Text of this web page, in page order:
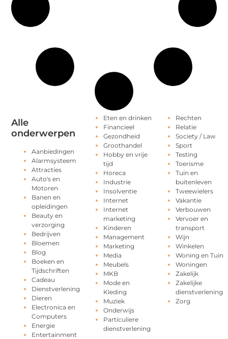
Alle
onderwerpen
Aanbiedingen
Alarmsysteem
Attracties
Auto's en
Motoren
Banen en
opleidingen
Beauty en
verzorging
Bedrijven
Bloemen
Blog
Boeken en
Tijdschriften
Cadeau
Dienstverlening
Dieren
Electronica en
Computers
Energie
Entertainment
Eten en drinken
Financieel
Gezondheid
Groothandel
Hobby en vrije
tijd
Horeca
Industrie
Insolventie
Internet
Internet
marketing
Kinderen
Management
Marketing
Media
Meubels
MKB
Mode en
Kleding
Muziek
Onderwijs
Particuliere
dienstverlening
Rechten
Relatie
Society / Law
Sport
Testing
Toerisme
Tuin en
buitenleven
Tweewielers
Vakantie
Verbouwen
Vervoer en
transport
Wijn
Winkelen
Woning en Tuin
Woningen
Zakelijk
Zakelijke
dienstverlening
Zorg